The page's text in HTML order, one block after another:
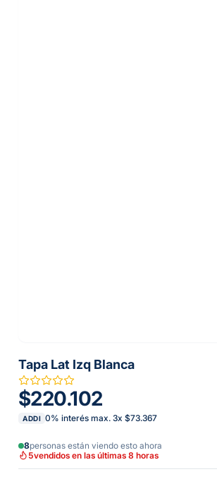
Tapa Lat Izq Blanca
$220.102
ADDI 0% interés max. 3x $73.367
8personas están viendo esto ahora
5vendidos en las últimas 8 horas